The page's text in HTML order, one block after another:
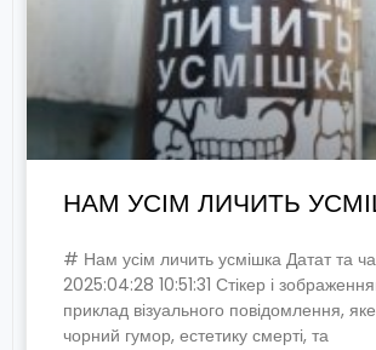
НАМ УСІМ ЛИЧИТЬ
# Нам усім личить усмішка Датат та
2025:04:28 10:51:31 Стікер і
приклад візуального повідомлення,
чорний гумор, естетику смерті, та